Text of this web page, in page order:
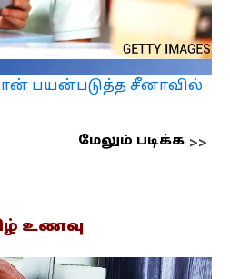
பயன்படுத்த சீனாவில்
மேலும் படிக்க
உணவு